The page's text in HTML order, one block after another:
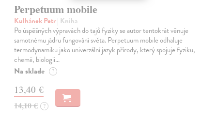
Perpetuum mobile
Kulhánek Petr| Kniha
Po úspěšných výpravách do tajů fyziky se autor tentokrát věnuje
samotnému jádru fungování světa. Perpetuum mobile odhaluje
termodynamiku jako univerzální jazyk přírody, který spojuje fyziku,
chemii, biologii…
Na sklade ?
13,40 €
14,10 € ?